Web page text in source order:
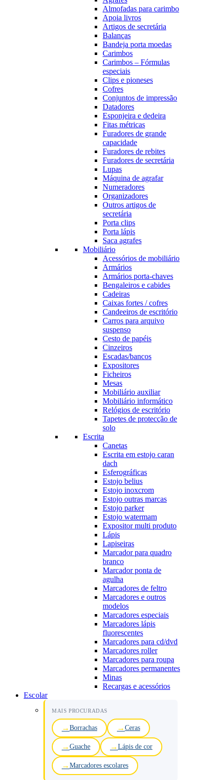
Almofadas para carimbo
Apoia livros
Artigos de secretária
Balanças
Bandeja porta moedas
Carimbos
Carimbos – Fórmulas
especiais
Clips e pioneses
Cofres
Conjuntos de impressão
Datadores
Esponjeira e dedeira
Fitas métricas
Furadores de grande
capacidade
Furadores de rebites
Furadores de secretária
Lupas
Máquina de agrafar
Numeradores
Organizadores
Outros artigos de
secretária
Porta clips
Porta lápis
Saca agrafes
Mobiliário
Acessórios de mobiliário
Armários
Armários porta-chaves
Bengaleiros e cabides
Cadeiras
Caixas fortes / cofres
Candeeiros de escritório
Carros para arquivo
suspenso
Cesto de papéis
Cinzeiros
Escadas/bancos
Expositores
Ficheiros
Mesas
Mobiliário auxiliar
Mobiliário informático
Relógios de escritório
Tapetes de protecção de
solo
Escrita
Canetas
Escrita em estojo caran
dach
Esferográficas
Estojo belius
Estojo inoxcrom
Estojo outras marcas
Estojo parker
Estojo watermam
Expositor multi produto
Lápis
Lapiseiras
Marcador para quadro
branco
Marcador ponta de
agulha
Marcadores de feltro
Marcadores e outros
modelos
Marcadores especiais
Marcadores lápis
fluorescentes
Marcadores para cd/dvd
Marcadores roller
Marcadores para roupa
Marcadores permanentes
Minas
Recargas e acessórios
Escolar
MAIS PROCURADAS
Borrachas Ceras
Guache Lápis de cor
Marcadores escolares